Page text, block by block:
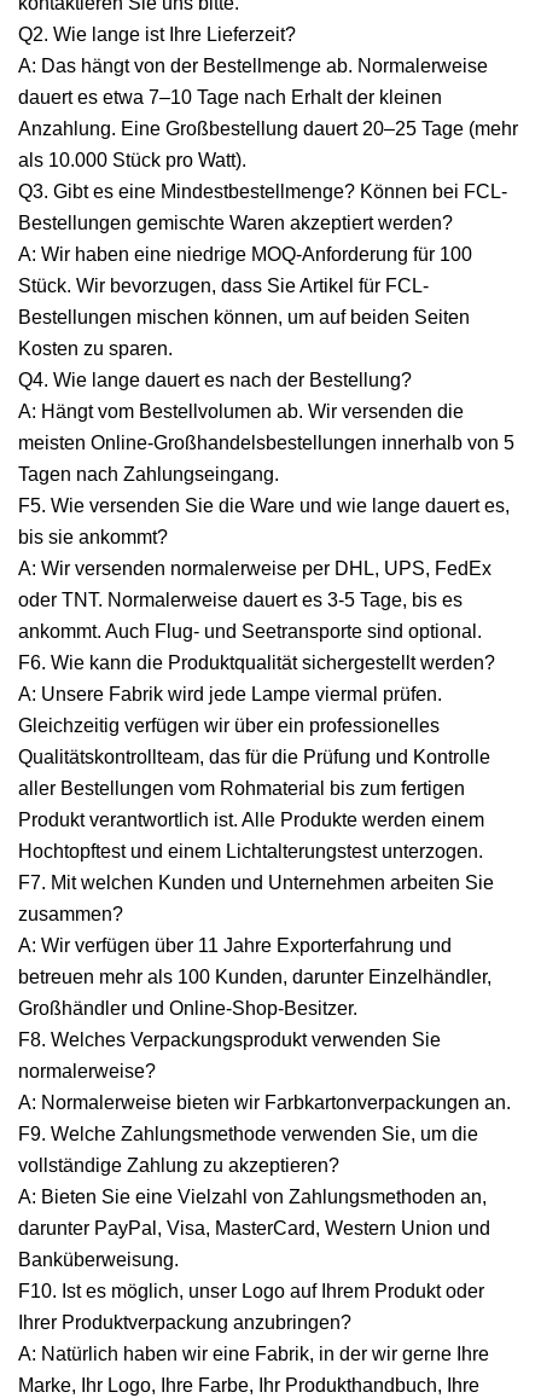
Q2. Wie lange ist Ihre Lieferzeit?
A: Das hängt von der Bestellmenge ab. Normalerweise
dauert es etwa 7–10 Tage nach Erhalt der kleinen
Anzahlung. Eine Großbestellung dauert 20–25 Tage (mehr
als 10.000 Stück pro Watt).
Q3. Gibt es eine Mindestbestellmenge? Können bei FCL-
Bestellungen gemischte Waren akzeptiert werden?
A: Wir haben eine niedrige MOQ-Anforderung für 100
Stück. Wir bevorzugen, dass Sie Artikel für FCL-
Bestellungen mischen können, um auf beiden Seiten
Kosten zu sparen.
Q4. Wie lange dauert es nach der Bestellung?
A: Hängt vom Bestellvolumen ab. Wir versenden die
meisten Online-Großhandelsbestellungen innerhalb von 5
Tagen nach Zahlungseingang.
F5. Wie versenden Sie die Ware und wie lange dauert es,
bis sie ankommt?
A: Wir versenden normalerweise per DHL, UPS, FedEx
oder TNT. Normalerweise dauert es 3-5 Tage, bis es
ankommt. Auch Flug- und Seetransporte sind optional.
F6. Wie kann die Produktqualität sichergestellt werden?
A: Unsere Fabrik wird jede Lampe viermal prüfen.
Gleichzeitig verfügen wir über ein professionelles
Qualitätskontrollteam, das für die Prüfung und Kontrolle
aller Bestellungen vom Rohmaterial bis zum fertigen
Produkt verantwortlich ist. Alle Produkte werden einem
Hochtopftest und einem Lichtalterungstest unterzogen.
F7. Mit welchen Kunden und Unternehmen arbeiten Sie
zusammen?
A: Wir verfügen über 11 Jahre Exporterfahrung und
betreuen mehr als 100 Kunden, darunter Einzelhändler,
Großhändler und Online-Shop-Besitzer.
F8. Welches Verpackungsprodukt verwenden Sie
normalerweise?
A: Normalerweise bieten wir Farbkartonverpackungen an.
F9. Welche Zahlungsmethode verwenden Sie, um die
vollständige Zahlung zu akzeptieren?
A: Bieten Sie eine Vielzahl von Zahlungsmethoden an,
darunter PayPal, Visa, MasterCard, Western Union und
Banküberweisung.
F10. Ist es möglich, unser Logo auf Ihrem Produkt oder
Ihrer Produktverpackung anzubringen?
A: Natürlich haben wir eine Fabrik, in der wir gerne Ihre
Marke, Ihr Logo, Ihre Farbe, Ihr Produkthandbuch, Ihre